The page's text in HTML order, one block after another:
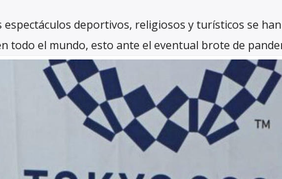
espectáculos deportivos, religiosos y turísticos se han
todo el mundo, esto ante el eventual brote de